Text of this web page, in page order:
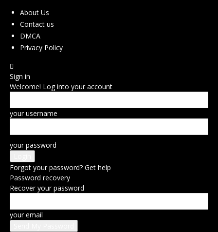
About Us
Contact us
DMCA
Privacy Policy
Sign in
Welcome! Log into your account
your username
your password
Forgot your password? Get help
Password recovery
Recover your password
your email